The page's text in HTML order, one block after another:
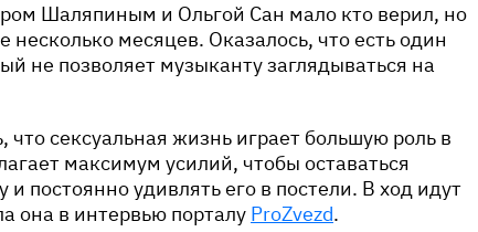
Шаляпиным и Ольгой Сан мало кто верил, но
несколько месяцев. Оказалось, что есть один
не позволяет музыканту заглядываться на
что сексуальная жизнь играет большую роль в
максимум усилий, чтобы оставаться
постоянно удивлять его в постели. В ход идут
она в интервью порталу ProZvezd.